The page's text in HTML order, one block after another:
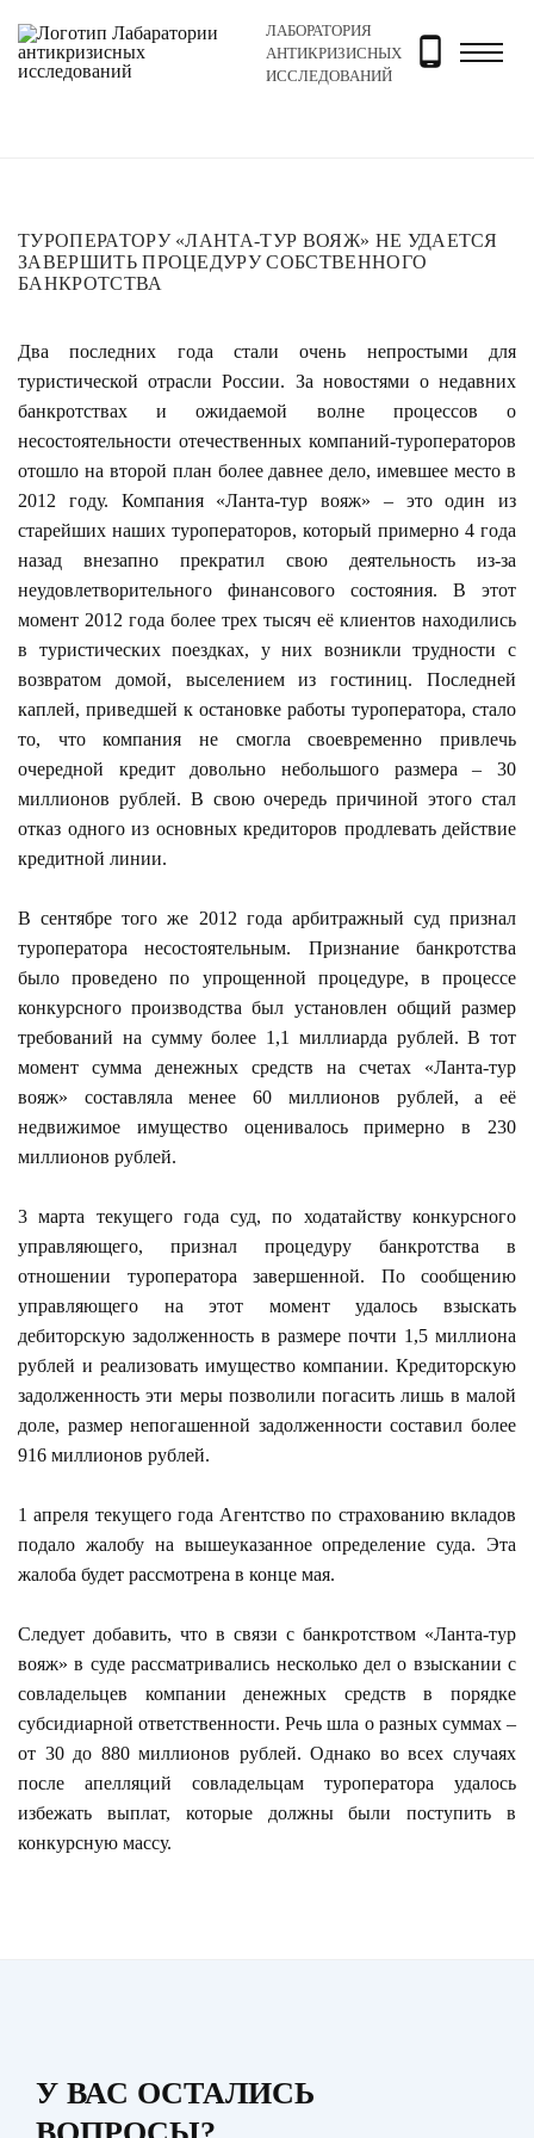
ЛАБОРАТОРИЯ
АНТИКРИЗИСНЫХ
ИССЛЕДОВАНИЙ
Главная Новости и блог Новости Туроператору
ТУРОПЕРАТОРУ «ЛАНТА-ТУР ВОЯЖ» НЕ УДАЕТСЯ
ЗАВЕРШИТЬ ПРОЦЕДУРУ СОБСТВЕННОГО
БАНКРОТСТВА
Два последних года стали очень непростыми для
туристической отрасли России. За новостями о недавних
банкротствах и ожидаемой волне процессов о
несостоятельности отечественных компаний-туроператоров
отошло на второй план более давнее дело, имевшее место в
2012 году. Компания «Ланта-тур вояж» – это один из
старейших наших туроператоров, который примерно 4 года
назад внезапно прекратил свою деятельность из-за
неудовлетворительного финансового состояния. В этот
момент 2012 года более трех тысяч её клиентов находились
в туристических поездках, у них возникли трудности с
возвратом домой, выселением из гостиниц. Последней
каплей, приведшей к остановке работы туроператора, стало
то, что компания не смогла своевременно привлечь
очередной кредит довольно небольшого размера – 30
миллионов рублей. В свою очередь причиной этого стал
отказ одного из основных кредиторов продлевать действие
кредитной линии.
В сентябре того же 2012 года арбитражный суд признал
туроператора несостоятельным. Признание банкротства
было проведено по упрощенной процедуре, в процессе
конкурсного производства был установлен общий размер
требований на сумму более 1,1 миллиарда рублей. В тот
момент сумма денежных средств на счетах «Ланта-тур
вояж» составляла менее 60 миллионов рублей, а её
недвижимое имущество оценивалось примерно в 230
миллионов рублей.
3 марта текущего года суд, по ходатайству конкурсного
управляющего, признал процедуру банкротства в
отношении туроператора завершенной. По сообщению
управляющего на этот момент удалось взыскать
дебиторскую задолженность в размере почти 1,5 миллиона
рублей и реализовать имущество компании. Кредиторскую
задолженность эти меры позволили погасить лишь в малой
доле, размер непогашенной задолженности составил более
916 миллионов рублей.
1 апреля текущего года Агентство по страхованию вкладов
подало жалобу на вышеуказанное определение суда. Эта
жалоба будет рассмотрена в конце мая.
Следует добавить, что в связи с банкротством «Ланта-тур
вояж» в суде рассматривались несколько дел о взыскании с
совладельцев компании денежных средств в порядке
субсидиарной ответственности. Речь шла о разных суммах –
от 30 до 880 миллионов рублей. Однако во всех случаях
после апелляций совладельцам туроператора удалось
избежать выплат, которые должны были поступить в
конкурсную массу.
У ВАС ОСТАЛИСЬ